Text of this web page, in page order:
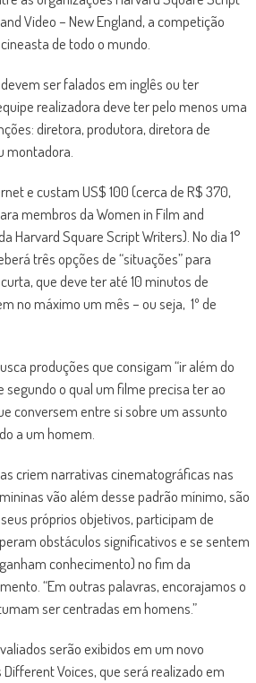
Video – New England, a competição
de todo o mundo.
ser falados em inglês ou ter
realizadora deve ter pelo menos uma
diretora, produtora, diretora de
e custam US$ 100 (cerca de R$ 370,
membros da Women in Film and
Harvard Square Script Writers). No dia 1°
três opções de “situações” para
que deve ter até 10 minutos de
no máximo um mês – ou seja, 1º de
produções que consigam “ir além do
segundo o qual um filme precisa ter ao
conversem entre si sobre um assunto
a um homem.
criem narrativas cinematográficas nas
vão além desse padrão mínimo, são
próprios objetivos, participam de
obstáculos significativos e se sentem
conhecimento) no fim da
“Em outras palavras, encorajamos o
ser centradas em homens.”
serão exibidos em um novo
Voices, que será realizado em